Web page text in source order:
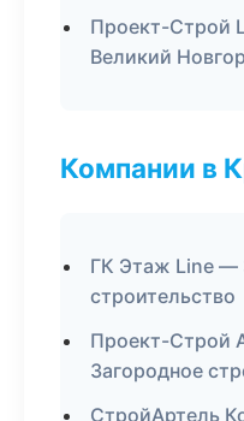
Проект-Строй
Великий
Компании в
ГК Этаж Line —
строительство
Проект-Строй
Загородное
СтройАртель